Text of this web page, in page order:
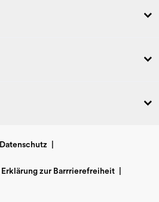
Datenschutz
Erklärung zur Barrrierefreiheit